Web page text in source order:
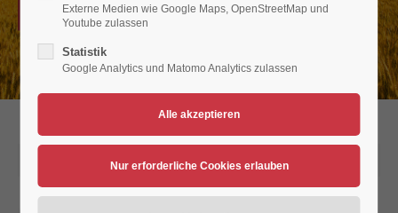
Anmelden
Support
Verein für Bewegungsspiele 1936/45 Polch/Maifeld e.V.
23.05.2020 12:32
Externe Medien wie Google Maps, OpenStreetMap und
Youtube zulassen
Statistik
Google Analytics und Matomo Analytics zulassen